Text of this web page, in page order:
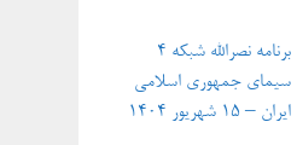
برنامه نصرالله شبکه ۴
سیمای جمهوری اسلامی
ایران – ۱۵ شهریور ۱۴۰۴